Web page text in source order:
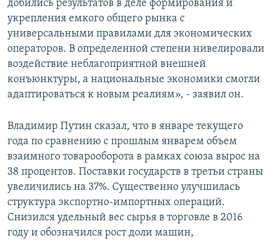
добились результатов в деле формирования и
укрепления емкого общего рынка с
универсальными правилами для экономических
операторов. В определенной степени нивелировали
воздействие неблагоприятной внешней
конъюнктуры, а национальные экономики смогли
адаптироваться к новым реалиям», - заявил он.
Владимир Путин сказал, что в январе текущего
года по сравнению с прошлым январем объем
взаимного товарооборота в рамках союза вырос на
38 процентов. Поставки государств в третьи страны
увеличились на 37%. Существенно улучшилась
структура экспортно-импортных операций.
Снизился удельный вес сырья в торговле в 2016
году и обозначился рост доли машин,